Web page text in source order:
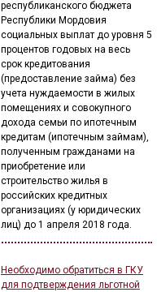
республиканского бюджета
Республики Мордовия
социальных выплат до уровня 5
процентов годовых на весь
срок кредитования
(предоставление займа) без
учета нуждаемости в жилых
помещениях и совокупного
дохода семьи по ипотечным
кредитам (ипотечным займам),
полученным гражданами на
приобретение или
строительство жилья в
российских кредитных
организациях (у юридических
лиц) до 1 апреля 2018 года.
Необходимо обратиться в ГКУ
для подтверждения льготной